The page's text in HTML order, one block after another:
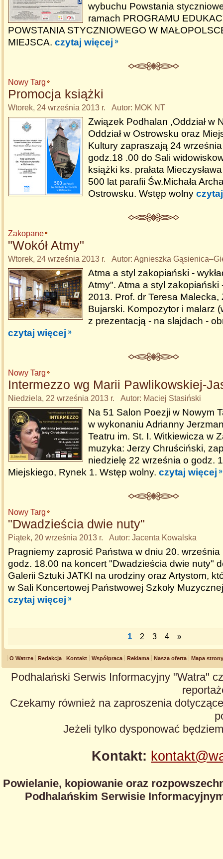
wybuchu Powstania
ramach PROGRAMU
POWSTANIA STYCZNIOWEGO W
MIEJSCA. czytaj więcej
Nowy Targ
Promocja książki
Wtorek, 24 września 2013 r. Autor: MOK NT
Związek Podhalan ,Oddział w
Oddział w Ostrowsku oraz
Kultury zapraszają 24
godz.18 .00 do Sali
książki ks. prałata
500 lat parafii Św.Michała
Ostrowsku. Wstęp wolny
Zakopane
"Wokół Atmy"
Wtorek, 24 września 2013 r. Autor: Agnieszka
Atma a styl zakopiański -
Atmy". Atma a styl zakopiański
2013. Prof. dr Teresa Malecka,
Bujarski. Kompozytor i malarz
z prezentacją - na slajdach -
czytaj więcej
Nowy Targ
Intermezzo wg Marii Pawlikowskiej-
Niedziela, 22 września 2013 r. Autor: Maciej Stasiński
Na 51 Salon Poezji w Nowym
w wykonaniu Adrianny
Teatru im. St. I. Witkiewicza w
muzyka: Jerzy Chruściński,
niedzielę 22 września o godz.
Miejskiego, Rynek 1. Wstęp wolny. czytaj więcej
Nowy Targ
"Dwadzieścia dwie nuty"
Piątek, 20 września 2013 r. Autor: Jacenta Kowalska
Pragniemy zaprosić Państwa w dniu 20. września
godz. 18.00 na koncert "Dwadzieścia dwie nuty"
Galerii Sztuki JATKI na urodziny oraz Artystom,
w Sali Koncertowej Państwowej Szkoły
czytaj więcej
1 2 3 4 »
O Watrze Redakcja Kontakt Współpraca Reklama Nasza oferta Mapa strony
Podhalański Serwis Informacyjny "Watra"
Czekamy również na zaproszenia
Jeżeli tylko dysponować
Kontakt:
Powielanie, kopiowanie oraz
Podhalańskim Serwisie